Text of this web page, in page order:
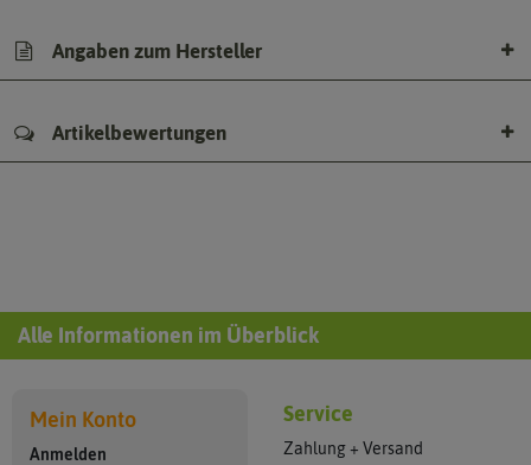
Angaben zum Hersteller
Artikelbewertungen
Alle Informationen im Überblick
Mein Konto
Anmelden
Service
Zahlung + Versand